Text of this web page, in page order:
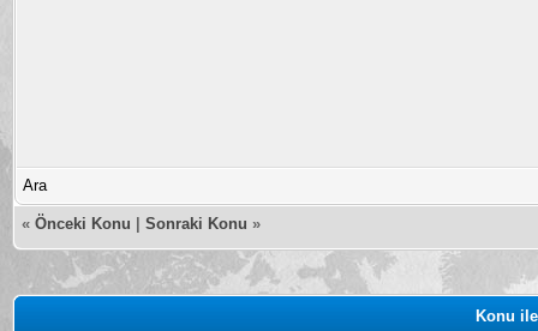
Ara
« Önceki Konu Sonraki Konu »
Konu